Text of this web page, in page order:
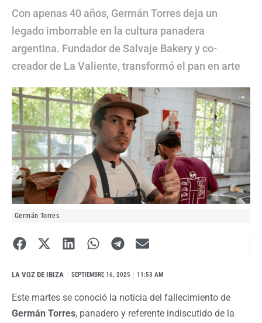
Con apenas 40 años, Germán Torres deja un
legado imborrable en la cultura panadera
argentina. Fundador de Salvaje Bakery y co-
creador de La Valiente, transformó el pan en arte
Germán Torres
LA VOZ DE IBIZA SEPTIEMBRE 16, 2025 11:53 AM
Este martes se conoció la noticia del fallecimiento de
Germán Torres, panadero y referente indiscutido de la